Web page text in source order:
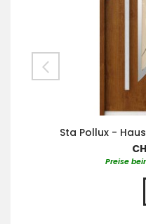
Sta Pollux -
Preise